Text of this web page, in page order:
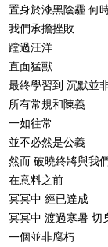
置身於漆黑陰霾 何
我們承擔挫敗
蹚過汪洋
直面猛獸
最終學習到 沉默並
所有常規和陳義
一如往常
並不必然是公義
然而 破曉終將與我
在意料之前
冥冥中 經已達成
冥冥中 渡過寒暑 切
一個並非腐朽